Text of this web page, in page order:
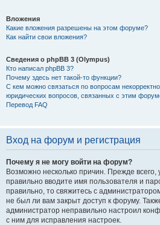
Вложения
Какие вложения разрешены на этом форуме?
Как найти свои вложения?
Сведения о phpBB 3 (Olympus)
Кто написал phpBB 3?
Почему здесь нет такой-то функции?
С кем можно связаться по вопросам
юридических вопросов, связанных с этим
Перевод FAQ
Вход на форум и регистрация
Почему я не могу войти на форум?
Возможно несколько причин. Прежде всего,
правильно вводите имя пользователя и
правильно, то свяжитесь с
не был ли вам закрыт доступ к форуму.
администратор неправильно настроил
с ним для исправления настроек.